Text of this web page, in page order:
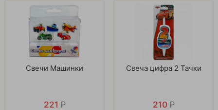
Свечи Машинки
221 ₽
Свеча цифра 2 Тачки
210 ₽